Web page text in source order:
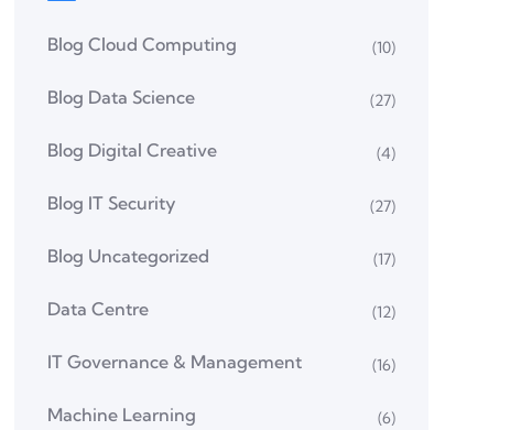
Blog Cloud Computing (10)
Blog Data Science (27)
Blog Digital Creative (4)
Blog IT Security (27)
Blog Uncategorized (17)
Data Centre (12)
IT Governance & Management (16)
Machine Learning (6)